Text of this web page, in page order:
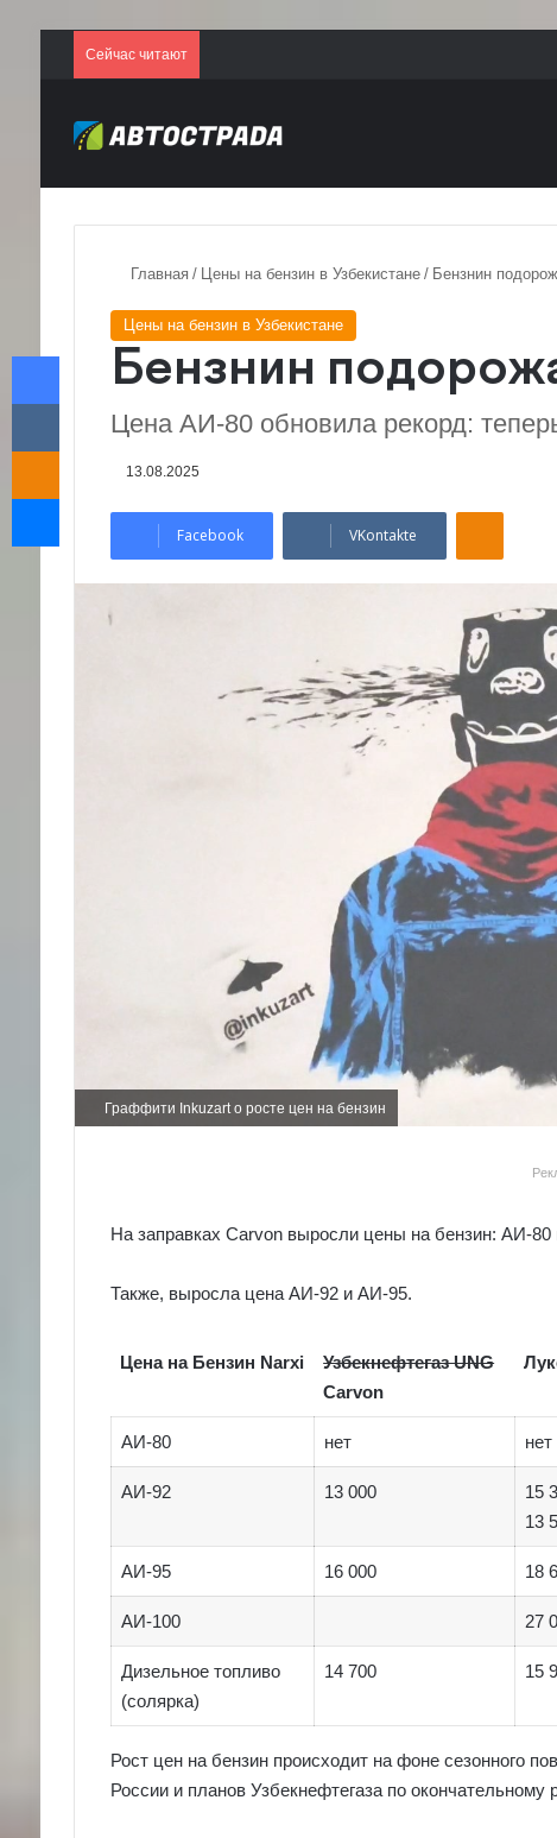
Сейчас читают
Главная / Цены на бензин в Узбекистане / Бензнин
Цены на бензин в Узбекистане
Бензнин
Цена АИ-80 обновила рекорд:
13.08.2025
Facebook VKontakte
Odnoklassniki
Граффити Inkuzart о росте цен на бензин
На заправках Carvon выросли цены на бензин: АИ-
Также, выросла цена АИ-92 и АИ-95.
Цена на Бензин Narxi
Узбекнефтегаз UNG
Carvon
АИ-80 нет нет
АИ-92 13 000
15
13
АИ-95 16 000 18
АИ-100 27
Дизельное топливо
(солярка)
14 700 15
Рост цен на бензин происходит на фоне сезонного
России и планов Узбекнефтегаза по
Facebook